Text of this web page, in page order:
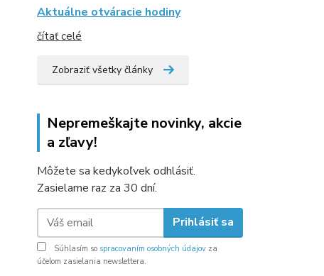
Aktuálne otváracie hodiny
čítať celé
Zobraziť všetky články
Nepremeškajte novinky, akcie
a zľavy!
Môžete sa kedykoľvek odhlásiť.
Zasielame raz za 30 dní.
Prihlásiť sa
Súhlasím so spracovaním osobných údajov za
účelom zasielania newslettera.